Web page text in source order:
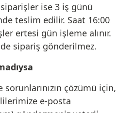
ise 3 iş günü
teslim edilir. Saat 16:00
ertesi gün işleme alınır.
sipariş gönderilmez.
çözümü için,
e-posta